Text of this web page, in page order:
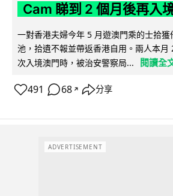
Cam 睇到 2 個月後再入
一對香港夫婦今年 5 月遊澳門乘的士拾
池，拾遺不報並帶返香港自用。兩人本月
次入境澳門時，被治安警察局...
閱讀全
491 68 ↗ 分享
ADVERTISEMENT